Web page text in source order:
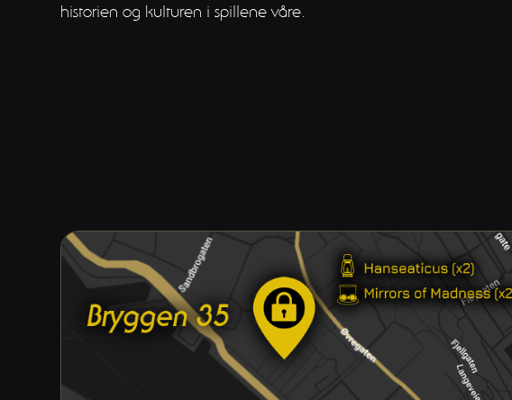
historien og kulturen i spillene våre.